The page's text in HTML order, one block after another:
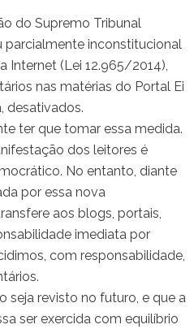
do Supremo Tribunal
parcialmente inconstitucional
Internet (Lei 12.965/2014),
nas matérias do Portal Ei
desativados.
ter que tomar essa medida.
dos leitores é
No entanto, diante
por essa nova
aos blogs, portais,
imediata por
com responsabilidade,
seja revisto no futuro, e que a
ser exercida com equilíbrio